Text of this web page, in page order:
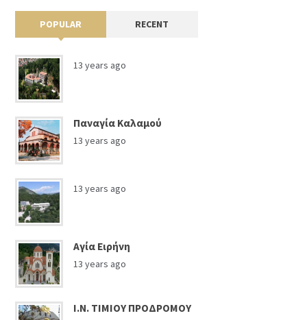
POPULAR RECENT
13 years ago
Παναγία Καλαμού
13 years ago
13 years ago
Αγία Ειρήνη
13 years ago
Ι.Ν. ΤΙΜΙΟΥ ΠΡΟΔΡΟΜΟΥ